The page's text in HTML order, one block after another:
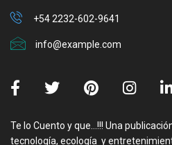
+54 2232-602-9641
info@example.com
Te lo Cuento y que…!!! Una
tecnología, ecología y